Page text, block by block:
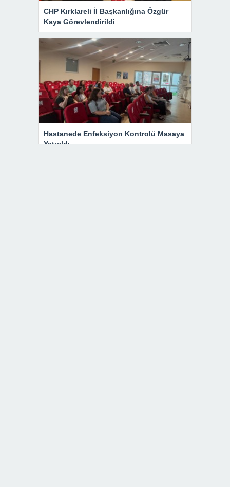
CHP Kırklareli İl Başkanlığına Özgür
Kaya Görevlendirildi
Hastanede Enfeksiyon Kontrolü Masaya
Yatırıldı